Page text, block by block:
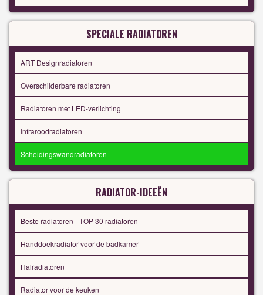
SPECIALE RADIATOREN
ART Designradiatoren
Overschilderbare radiatoren
Radiatoren met LED-verlichting
Infraroodradiatoren
Scheidingswandradiatoren
RADIATOR-IDEEËN
Beste radiatoren - TOP 30 radiatoren
Handdoekradiator voor de badkamer
Halradiatoren
Radiator voor de keuken